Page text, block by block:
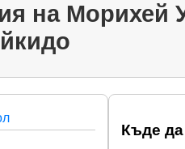
на Морихей
Къде да